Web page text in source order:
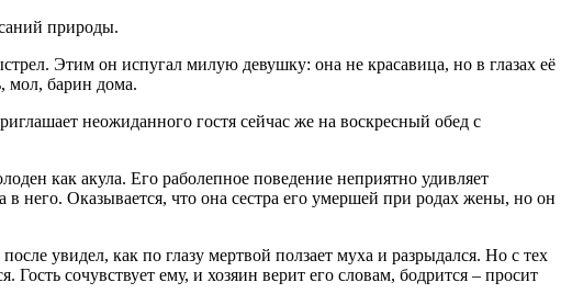
природы.
Этим он испугал милую девушку: она не красавица, но в глазах её
мол, барин дома.
неожиданного гостя сейчас же на воскресный обед с
как акула. Его раболепное поведение неприятно удивляет
него. Оказывается, что она сестра его умершей при родах жены, но он
увидел, как по глазу мертвой ползает муха и разрыдался. Но с тех
сочувствует ему, и хозяин верит его словам, бодрится – просит